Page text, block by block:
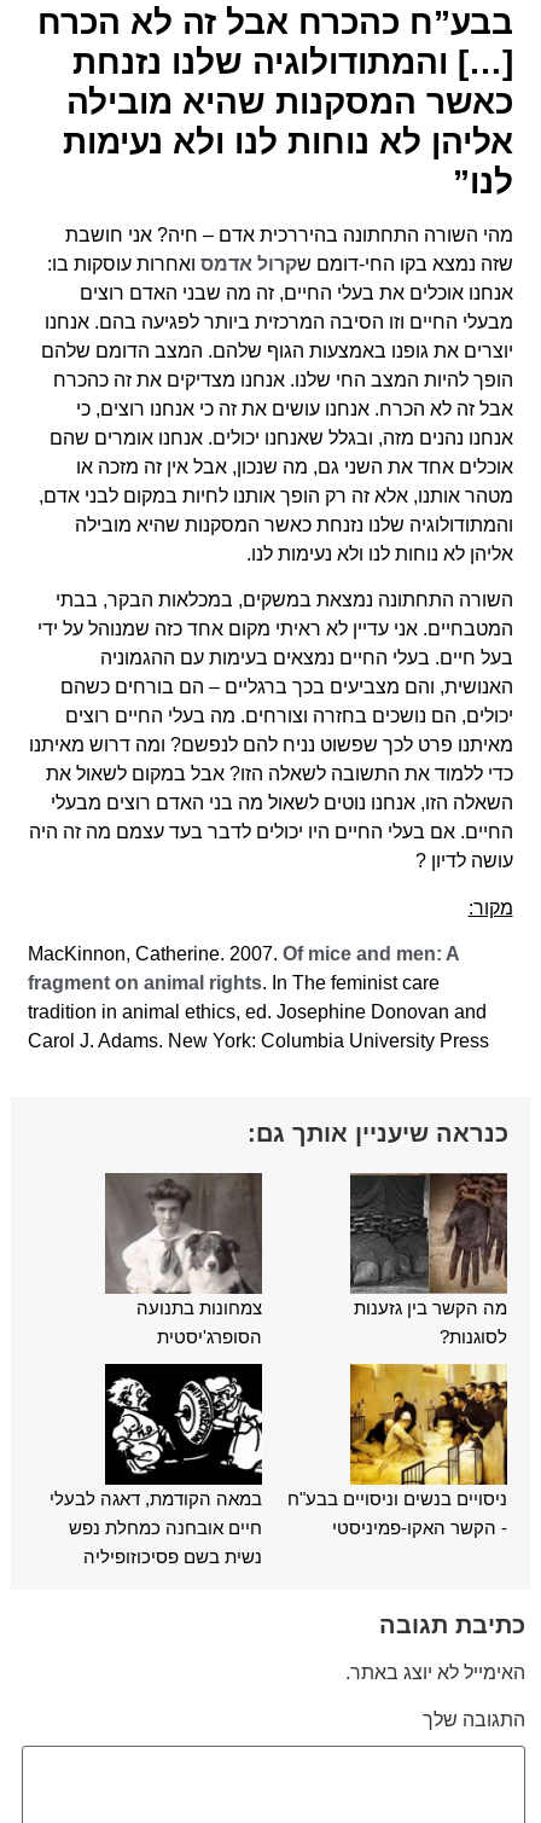
בבע”ח כהכרח אבל זה לא הכרח
[…] והמתודולוגיה שלנו נזנחת
כאשר המסקנות שהיא מובילה
אליהן לא נוחות לנו ולא נעימות
לנו”
מהי השורה התחתונה בהיררכית אדם – חיה? אני חושבת
שזה נמצא בקו החי-דומם שקרול אדמס ואחרות עוסקות בו:
אנחנו אוכלים את בעלי החיים, זה מה שבני האדם רוצים
מבעלי החיים וזו הסיבה המרכזית ביותר לפגיעה בהם. אנחנו
יוצרים את גופנו באמצעות הגוף שלהם. המצב הדומם שלהם
הופך להיות המצב החי שלנו. אנחנו מצדיקים את זה כהכרח
אבל זה לא הכרח. אנחנו עושים את זה כי אנחנו רוצים, כי
אנחנו נהנים מזה, ובגלל שאנחנו יכולים. אנחנו אומרים שהם
אוכלים אחד את השני גם, מה שנכון, אבל אין זה מזכה או
מטהר אותנו, אלא זה רק הופך אותנו לחיות במקום לבני אדם,
והמתודולוגיה שלנו נזנחת כאשר המסקנות שהיא מובילה
אליהן לא נוחות לנו ולא נעימות לנו.
השורה התחתונה נמצאת במשקים, במכלאות הבקר, בבתי
המטבחיים. אני עדיין לא ראיתי מקום אחד כזה שמנוהל על ידי
בעל חיים. בעלי החיים נמצאים בעימות עם ההגמוניה
האנושית, והם מצביעים בכך ברגליים – הם בורחים כשהם
יכולים, הם נושכים בחזרה וצורחים. מה בעלי החיים רוצים
מאיתנו פרט לכך שפשוט נניח להם לנפשם? ומה דרוש מאיתנו
כדי ללמוד את התשובה לשאלה הזו? אבל במקום לשאול את
השאלה הזו, אנחנו נוטים לשאול מה בני האדם רוצים מבעלי
החיים. אם בעלי החיים היו יכולים לדבר בעד עצמם מה זה היה
עושה לדיון ?
מקור:
Of mice and men: A
fragment on animal rights. In The feminist care
tradition in animal ethics, ed. Josephine Donovan and
Carol J. Adams. New York: Columbia University Press
כנראה שיעניין אותך גם:
מה הקשר בין גזענות
לסוגנות?
צמחונות בתנועה
הסופרג'יסטית
ניסויים בנשים וניסויים בבע"ח
- הקשר האקו-פמיניסטי
במאה הקודמת, דאגה לבעלי
חיים אובחנה כמחלת נפש
נשית בשם פסיכוזופיליה
כתיבת תגובה
האימייל לא יוצג באתר.
התגובה שלך